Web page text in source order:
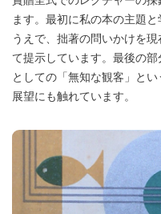
ます。最初に私の本の主題
うえで、拙著の問いかけを
て提示しています。最後の部
としての「無知な観客」と
展望にも触れています。